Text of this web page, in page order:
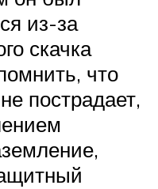
из-за
скачка
что
пострадает,